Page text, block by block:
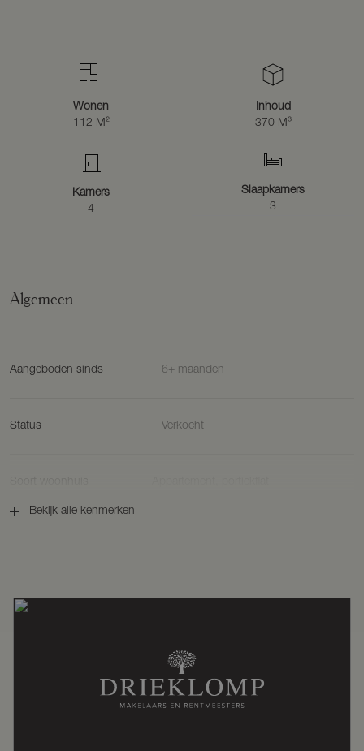
Wonen
112 M²
Inhoud
370 M³
Kamers
4
Slaapkamers
3
Algemeen
Aangeboden sinds 6+ maanden
Status Verkocht
Aan bosrand, aan park, aan rustige
weg, in woonwijk, vrij uitzicht
Bekijk alle kenmerken